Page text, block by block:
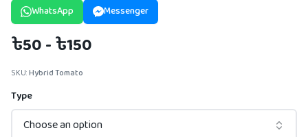
WhatsApp Messenger
৳50 - ৳150
SKU:Hybrid Tomato
Type
Choose an option